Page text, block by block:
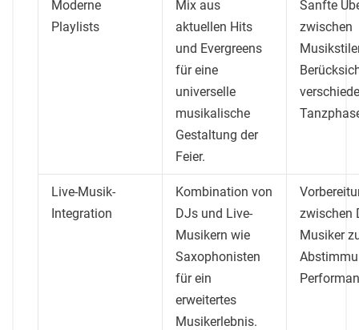
Moderne
Playlists
Mix aus
aktuellen Hits
und Evergreens
für eine
universelle
musikalische
Gestaltung der
Feier.
Sanfte
zwischen
Live-Musik-
Integration
Kombination von
DJs und Live-
Musikern wie
Saxophonisten
für ein
erweitertes
Musikerlebnis.
zwischen
Musiker